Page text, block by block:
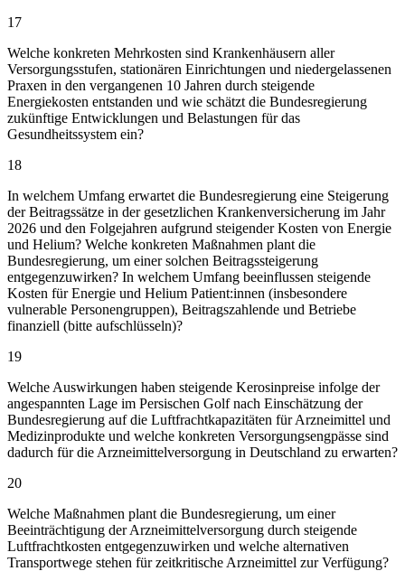
17
Welche konkreten Mehrkosten sind Krankenhäusern aller
Versorgungsstufen, stationären Einrichtungen und niedergelassenen
Praxen in den vergangenen 10 Jahren durch steigende
Energiekosten entstanden und wie schätzt die Bundesregierung
zukünftige Entwicklungen und Belastungen für das
Gesundheitssystem ein?
18
In welchem Umfang erwartet die Bundesregierung eine Steigerung
der Beitragssätze in der gesetzlichen Krankenversicherung im Jahr
2026 und den Folgejahren aufgrund steigender Kosten von Energie
und Helium? Welche konkreten Maßnahmen plant die
Bundesregierung, um einer solchen Beitragssteigerung
entgegenzuwirken? In welchem Umfang beeinflussen steigende
Kosten für Energie und Helium Patient:innen (insbesondere
vulnerable Personengruppen), Beitragszahlende und Betriebe
finanziell (bitte aufschlüsseln)?
19
Welche Auswirkungen haben steigende Kerosinpreise infolge der
angespannten Lage im Persischen Golf nach Einschätzung der
Bundesregierung auf die Luftfrachtkapazitäten für Arzneimittel und
Medizinprodukte und welche konkreten Versorgungsengpässe sind
dadurch für die Arzneimittelversorgung in Deutschland zu erwarten?
20
Welche Maßnahmen plant die Bundesregierung, um einer
Beeinträchtigung der Arzneimittelversorgung durch steigende
Luftfrachtkosten entgegenzuwirken und welche alternativen
Transportwege stehen für zeitkritische Arzneimittel zur Verfügung?